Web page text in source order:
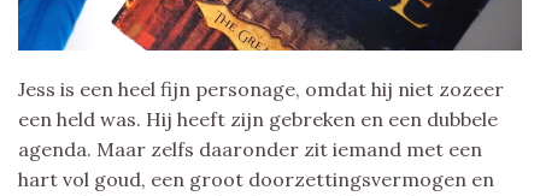
Jess is een heel fijn personage, omdat hij niet zozeer
een held was. Hij heeft zijn gebreken en een dubbele
agenda. Maar zelfs daaronder zit iemand met een
hart vol goud, een groot doorzettingsvermogen en